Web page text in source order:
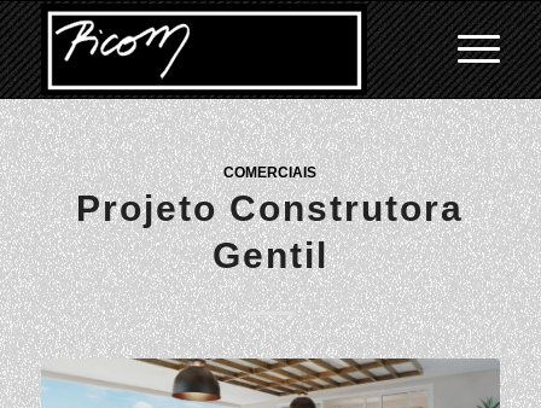
COMERCIAIS
Projeto Construtora
Gentil